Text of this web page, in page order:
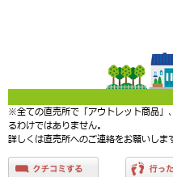
※全ての直売所で「アウトレット商品」
るわけではありません。
詳しくは直売所へのご連絡をお願いしま